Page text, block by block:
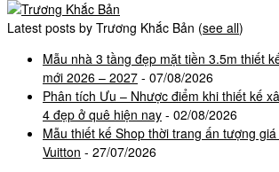
Latest posts by Trương Khắc Bản (see all)
Mẫu nhà 3 tầng đẹp mặt tiền 3.5m thiết
mới 2026 – 2027 - 07/08/2026
Phân tích Ưu – Nhược điểm khi thiết kế
4 đẹp ở quê hiện nay - 02/08/2026
Mẫu thiết kế Shop thời trang ấn tượng
Vuitton - 27/07/2026